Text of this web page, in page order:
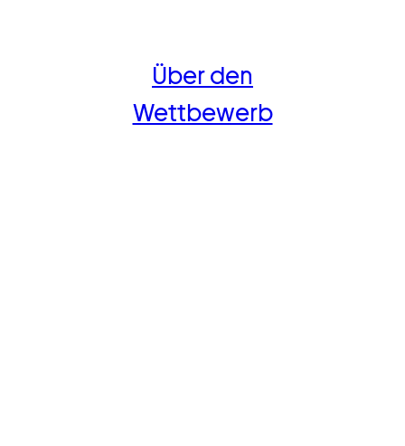
Über den
Wettbewerb